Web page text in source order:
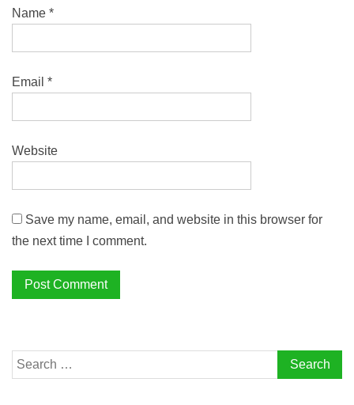
Name *
Email *
Website
Save my name, email, and website in this browser for
the next time I comment.
Search
for: